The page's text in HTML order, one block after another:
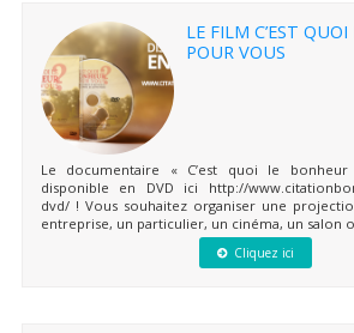
LE FILM C’EST
POUR VOUS
Le documentaire « C’est quoi le
disponible en DVD ici http://
dvd/ ! Vous souhaitez organiser une
entreprise, un particulier, un cinéma, un salon
Cliquez ici